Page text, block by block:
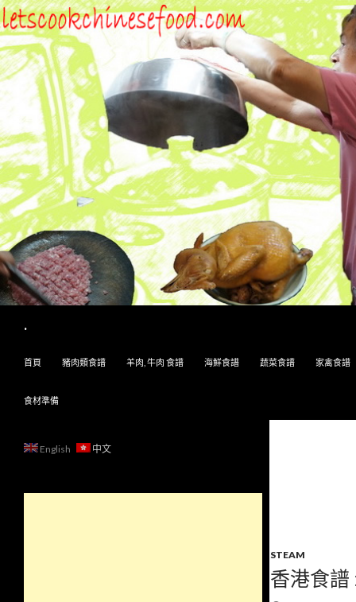
.
首頁
豬肉類食譜 羊肉, 牛肉 食譜 海鮮食譜 蔬菜食譜 家禽食譜
食材準備
STEAM
香港食譜
English 中文